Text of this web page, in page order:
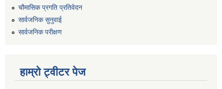
चौमासिक प्रगति प्रतिवेदन
सार्वजनिक सुनुवाई
सार्वजनिक परीक्षण
हाम्रो ट्वीटर पेज